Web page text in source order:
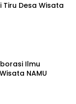
Tiru Desa Wisata
Ilmu
NAMU